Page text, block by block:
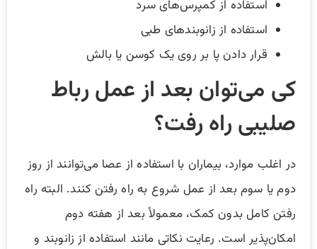
استفاده از کمپرس‌های سرد
استفاده از زانوبند‌های طبی
قرار دادن پا بر روی یک کوسن یا بالش
کی می‌توان بعد از عمل رباط
صلیبی راه رفت؟
در اغلب موارد، بیماران با استفاده از عصا می‌توانند از روز
دوم یا سوم بعد از عمل شروع به راه رفتن کنند. البته راه
رفتن کامل بدون کمک، معمولاً بعد از هفته دوم
امکان‌پذیر است. رعایت نکاتی مانند استفاده از زانوبند و